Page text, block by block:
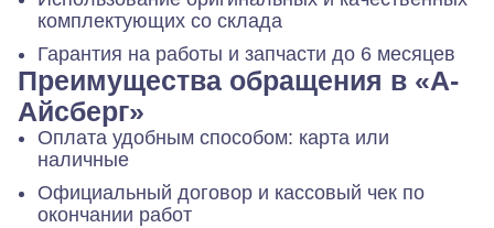
комплектующих со склада
Гарантия на работы и запчасти до 6 месяцев
Преимущества обращения в «А-
Айсберг»
Оплата удобным способом: карта или
наличные
Официальный договор и кассовый чек по
окончании работ